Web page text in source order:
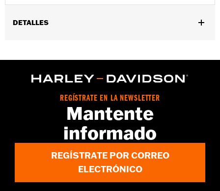
DETALLES
REGÍSTRATE EN LA NEWSLETTER
Mantente
informado
REGÍSTRATE POR CORREO
ELECTRÓNICO